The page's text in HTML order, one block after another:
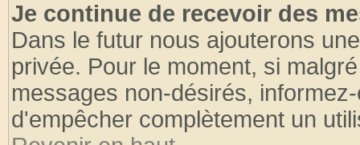
Je continue de recevoir des
Dans le futur nous ajouterons
privée. Pour le moment, si
messages non-désirés,
d'empêcher complètement un